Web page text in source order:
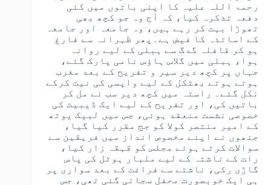
رحمۃ اللہ علیہ کا اپنی باتوں میں کئی
دفعہ تذکرہ کیا، کہ آج وہ جو کچھ بھی
تھوڑا بہت کر رہے ہیں، وہ جامعہ اور جامعہ
کے اساتذہ کا فیض ہے۔پھر ظہرانہ سے فارغ
ہو کر قافلہ گدگ سے ہبلی کے لیے روانہ
ہوا، ہبلی میں گلاس ہاؤس نامی پارک گئے،
جہاں پر کچھ دیر سیر و تفریح کے بعد مغرب
ہوتے ہوتے بھٹکل کے لیے واپسی کی نیت کرکے
نکل گئے۔ راستہ میں کچھ دیر سب نے مل کر
باتیں کی، اور تفریح کے لیے ایک ڈیبیٹ کی
خصوصی نشست منعقد ہوئی، جس میں لبیک یوتھ
کے امیر منتصر کولا کو جج مقرر کیا گیا،
جنھوں نے اپنے مخصوص انداز میں فریقین سے
سوالات کرتے ہوئے مجلس کو قہقہ زار کیا،
رات کے ناشتہ کے لیے ملبار ہوٹل کی پاس
گاڑی رکی، ناشتے سے فراغت کے بعد سواری پر
ہی ایک خوبصورت محفل سجائی گئی تھی، جس